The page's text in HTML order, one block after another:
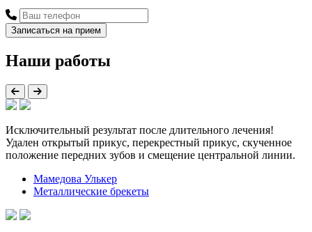
Наши работы
Исключительный результат после длительного лечения!
Удален открытый прикус, перекрестный прикус, скученное
положение передних зубов и смещение центральной линии.
Мамедова Улькер
Металлические брекеты